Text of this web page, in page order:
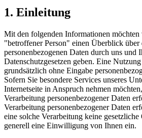
1. Einleitung
Mit den folgenden Informationen
"betroffener Person" einen Überblick über
personenbezogenen Daten durch uns und
Datenschutzgesetzen geben. Eine
grundsätzlich ohne Eingabe
Sofern Sie besondere Services unseres
Internetseite in Anspruch nehmen
Verarbeitung personenbezogener Daten
Verarbeitung personenbezogener Daten
eine solche Verarbeitung keine
generell eine Einwilligung von Ihnen ein.